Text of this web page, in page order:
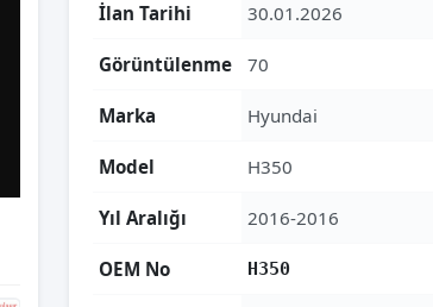
İlan Tarihi 30.01.2026
Görüntülenme 70
Marka Hyundai
Model H350
Yıl Aralığı 2016-2016
OEM No H350